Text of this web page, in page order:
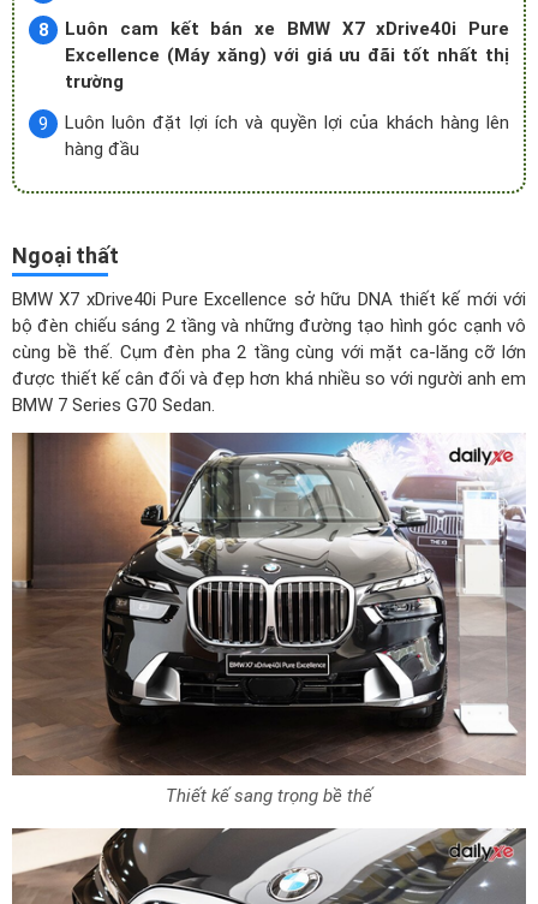
Luôn cam kết bán xe BMW X7 xDrive40i Pure
Excellence (Máy xăng) với giá ưu đãi tốt nhất thị
trường
Luôn luôn đặt lợi ích và quyền lợi của khách hàng lên
hàng đầu
Ngoại thất
BMW X7 xDrive40i Pure Excellence sở hữu DNA thiết kế mới với
bộ đèn chiếu sáng 2 tầng và những đường tạo hình góc cạnh vô
cùng bề thế. Cụm đèn pha 2 tầng cùng với mặt ca-lăng cỡ lớn
được thiết kế cân đối và đẹp hơn khá nhiều so với người anh em
BMW 7 Series G70 Sedan.
Thiết kế sang trọng bề thế